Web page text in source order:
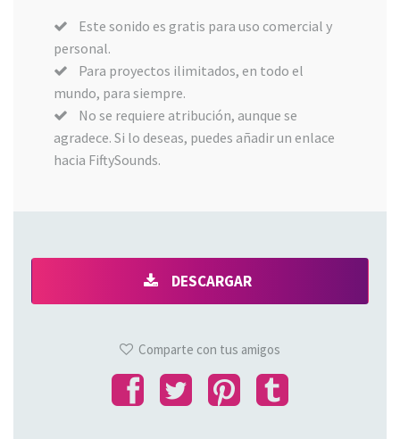
Este sonido es gratis para uso comercial y
personal.
Para proyectos ilimitados, en todo el
mundo, para siempre.
No se requiere atribución, aunque se
agradece. Si lo deseas, puedes añadir un enlace
hacia FiftySounds.
DESCARGAR
Comparte con tus amigos